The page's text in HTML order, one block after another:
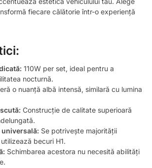
fiecare călătorie într-o experiență
110W per set, ideal pentru a
nocturnă.
o nuanță albă intensă, similară cu lumina
Construcție de calitate superioară
Se potrivește majorității
becuri H1.
Schimbarea acestora nu necesită abilități